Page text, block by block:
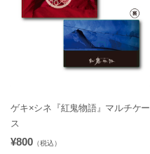
ゲキ×シネ『紅鬼物語』マルチケー
ス
¥800 （税込）